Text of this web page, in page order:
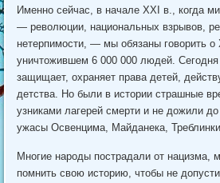
Именно сейчас, в начале XXI в., когда
— революции, национальных взрывов,
нетерпимости, — мы обязаны говорить о
уничтожившем 6 000 000 людей. Сегодня
защищает, охраняет права детей,
детства. Но были в истории страшные
узниками лагерей смерти и не дожили
ужасы Освенцима, Майданека,
Многие народы пострадали от нацизма,
помнить свою историю, чтобы не